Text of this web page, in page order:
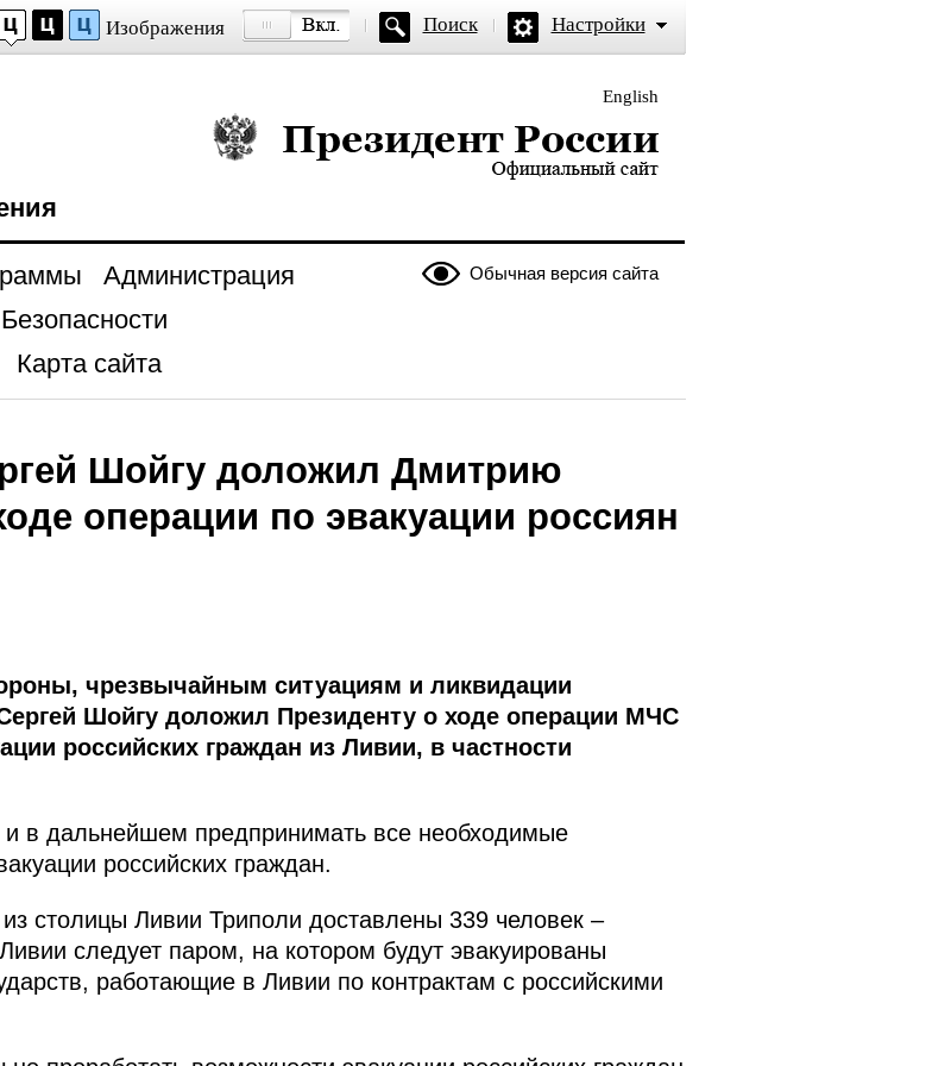
Изображения Поиск Настройки
English
Президент России — официальный сайт
Обычная версия сайта
Администрация
Карта сайта
Шойгу доложил Дмитрию
операции по эвакуации россиян
чрезвычайным ситуациям и ликвидации
Шойгу доложил Президенту о ходе операции МЧС
российских граждан из Ливии, в частности
и в дальнейшем предпринимать все необходимые
российских граждан.
столицы Ливии Триполи доставлены 339 человек –
следует паром, на котором будут эвакуированы
работающие в Ливии по контрактам с российскими